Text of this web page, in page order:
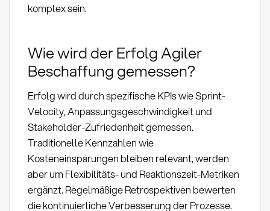
komplex sein.
Wie wird der Erfolg Agiler
Beschaffung gemessen?
Erfolg wird durch spezifische KPIs wie Sprint-
Velocity, Anpassungsgeschwindigkeit und
Stakeholder-Zufriedenheit gemessen.
Traditionelle Kennzahlen wie
Kosteneinsparungen bleiben relevant, werden
aber um Flexibilitäts- und Reaktionszeit-Metriken
ergänzt. Regelmäßige Retrospektiven bewerten
die kontinuierliche Verbesserung der Prozesse.